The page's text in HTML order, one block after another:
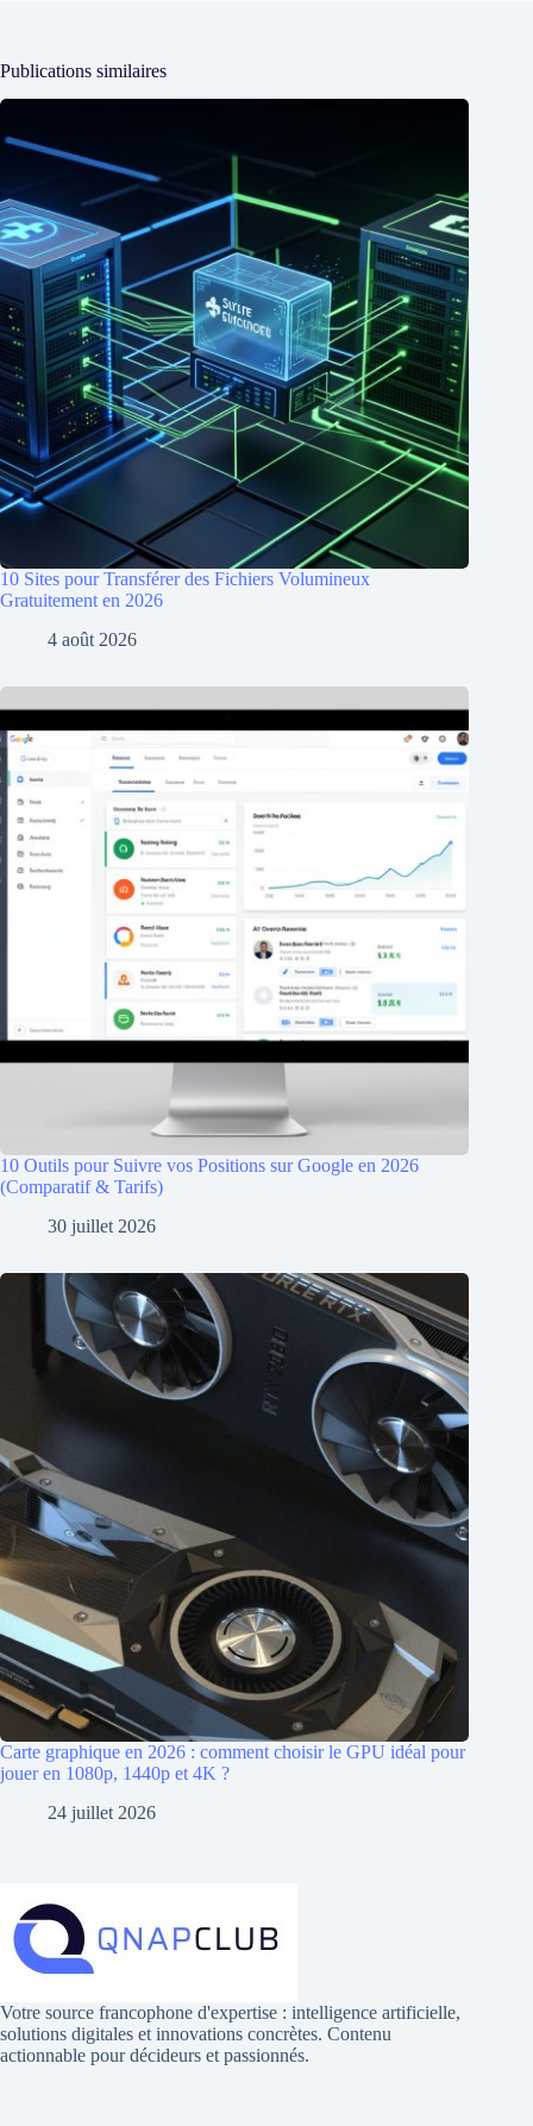
Publications similaires
10 Sites pour Transférer des Fichiers Volumineux
Gratuitement en 2026
4 août 2026
10 Outils pour Suivre vos Positions sur Google en 2026
(Comparatif & Tarifs)
30 juillet 2026
Carte graphique en 2026 : comment choisir le GPU idéal pour
jouer en 1080p, 1440p et 4K ?
24 juillet 2026
Votre source francophone d'expertise : intelligence artificielle,
solutions digitales et innovations concrètes. Contenu
actionnable pour décideurs et passionnés.